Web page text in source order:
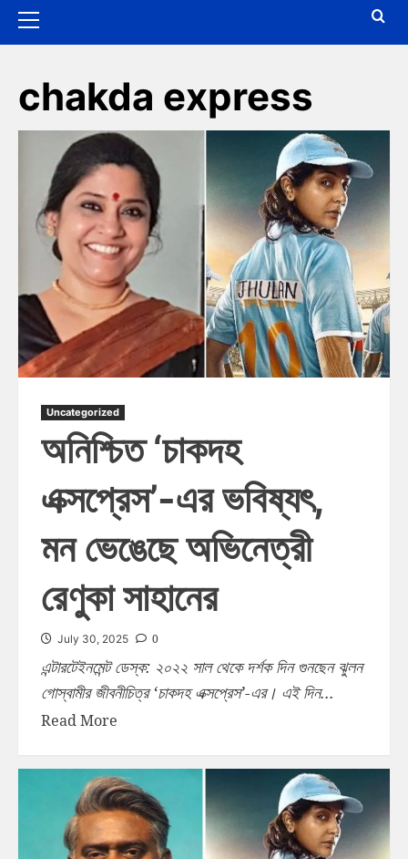
chakda express
Uncategorized
অনিশ্চিত ‘চাকদহ
এক্সপ্রেস’-এর ভবিষ্যৎ,
মন ভেঙেছে অভিনেত্রী
রেণুকা সাহানের
July 30, 2025 0
এন্টারটেইনমেন্ট ডেস্ক: ২০২২ সাল থেকে দর্শক দিন গুনছেন ঝুলন
গোস্বামীর জীবনীচিত্র ‘চাকদহ এক্সপ্রেস’-এর। এই দিন...
Read More